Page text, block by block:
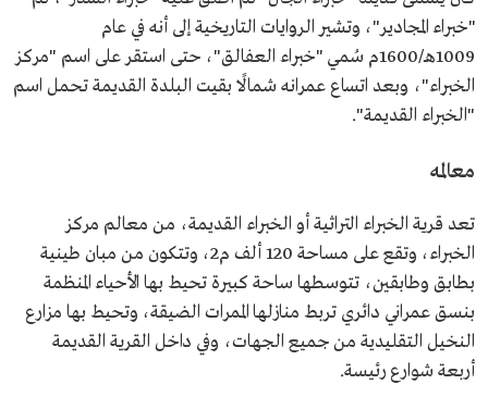
"خبراء المجادير"، وتشير الروايات التاريخية إلى أنه في عام
1009هـ/1600م سُمي "خبراء العفالق"، حتى استقر على اسم "مركز
الخبراء"، وبعد اتساع عمرانه شمالًا بقيت البلدة القديمة تحمل اسم
"الخبراء القديمة".
معالمه
تعد قرية الخبراء التراثية أو الخبراء القديمة، من معالم مركز
الخبراء، وتقع على مساحة 120 ألف م2، وتتكون من مبان طينية
بطابق وطابقين، تتوسطها ساحة كبيرة تحيط بها الأحياء المنظمة
بنسق عمراني دائري تربط منازلها الممرات الضيقة، وتحيط بها مزارع
النخيل التقليدية من جميع الجهات، وفي داخل القرية القديمة
أربعة شوارع رئيسة.